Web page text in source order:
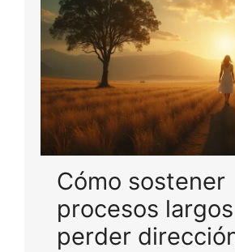
Cómo sostener
procesos
perder